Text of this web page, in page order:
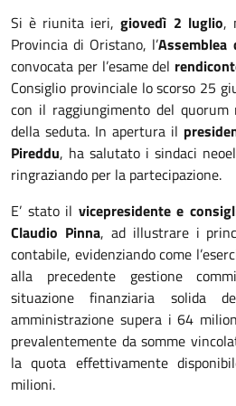
Si è riunita ieri,giovedì 2 luglio,
Provincia di Oristano, l’
convocata per l’esame del
Consiglio provinciale lo scorso 25
con il raggiungimento del quorum
della seduta. In apertura il
Pireddu, ha salutato i sindaci
ringraziando per la partecipazione.
E’ stato il vicepresidente e
Claudio Pinna, ad illustrare i
contabile, evidenziando come
alla precedente gestione
situazione finanziaria solida
amministrazione supera i 64
prevalentemente da somme
la quota effettivamente
milioni.